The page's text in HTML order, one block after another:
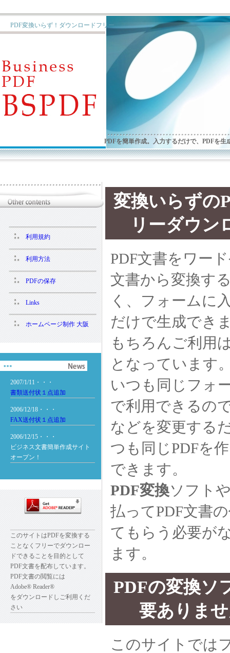
PDF変換いらず！ダウンロードフリー
PDFを簡単作成。入力するだけで、PDFを
利用規約
利用方法
PDFの保存
Links
ホームページ制作 大阪
2007/1/11・・・
書類送付状１点追加
2006/12/18・・・
FAX送付状１点追加
2006/12/15・・・
ビジネス文書簡単作成サイト
オープン！
このサイトはPDFを変換する
ことなくフリーでダウンロー
ドできることを目的として
PDF文書を配布しています。
PDF文書の閲覧には
Adobe® Reader®
をダウンロードしご利用くだ
さい
変換いらずの
リーダウン
PDF文書をワー
文書から変換す
く、フォームに
だけで生成でき
もちろんご利用
となっています
いつも同じフォ
で利用できるの
などを変更する
つも同じPDFを
できます。
PDF変換ソフト
払ってPDF文書
てもらう必要が
ます。
PDFの変換ソ
要ありま
このサイトでは